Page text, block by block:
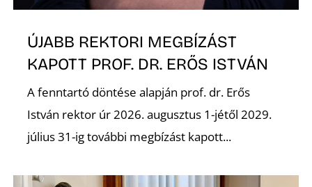
ÚJABB REKTORI MEGBÍZÁST
KAPOTT PROF. DR. ERŐS ISTVÁN
A fenntartó döntése alapján prof. dr. Erős
István rektor úr 2026. augusztus 1-jétől 2029.
július 31-ig további megbízást kapott...